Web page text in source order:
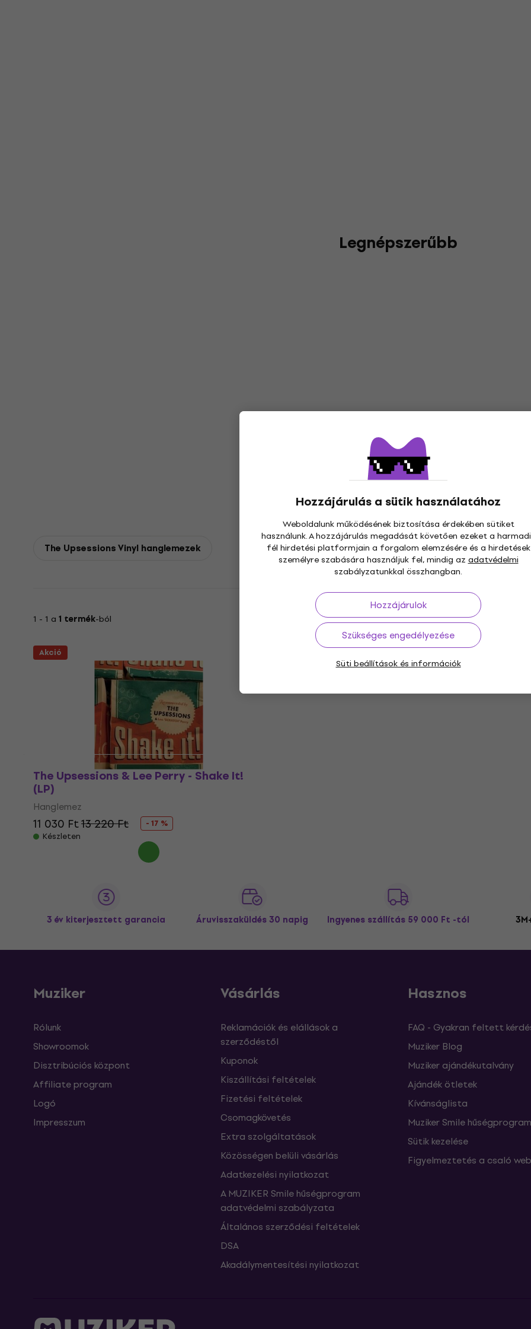
Hozzájárulás a sütik használatához
Weboldalunk működésének biztosítása érdekében sütiket
használunk. A hozzájárulás megadását követően ezeket a
fél hirdetési platformjain a forgalom elemzésére és a hirdetések
személyre szabására használjuk fel, mindig azadatvédelmi
szabályzatunkkal összhangban.
Hozzájárulok
Szükséges engedélyezése
Süti beállítások és információk
Legnépszerűbb
The Upsessions Vinyl hanglemezek
1 - 1 a 1 termék-ból
Akció
The Upsessions & Lee Perry - Shake It!
(LP)
Hanglemez
11 030 Ft13 220 Ft
- 17 %
Készleten
3 év kiterjesztett garancia Áruvisszaküldés 30 napig Ingyenes szállítás 59 000 Ft -tól
Muziker
Rólunk
Showroomok
Disztribúciós központ
Affiliate program
Logó
Impresszum
Vásárlás
Reklamációk és elállások a
szerződéstől
Kuponok
Kiszállítási feltételek
Fizetési feltételek
Csomagkövetés
Extra szolgáltatások
Közösségen belüli vásárlás
Adatkezelési nyilatkozat
A MUZIKER Smile hűségprogram
adatvédelmi szabályzata
Általános szerződési feltételek
DSA
Akadálymentesítési nyilatkozat
Hasznos
FAQ - Gyakran feltett
Muziker Blog
Muziker ajándékutalvány
Ajándék ötletek
Kívánságlista
Muziker Smile hűségprogram
Sütik kezelése
Figyelmeztetés a csaló